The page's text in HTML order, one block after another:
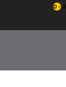
0 -